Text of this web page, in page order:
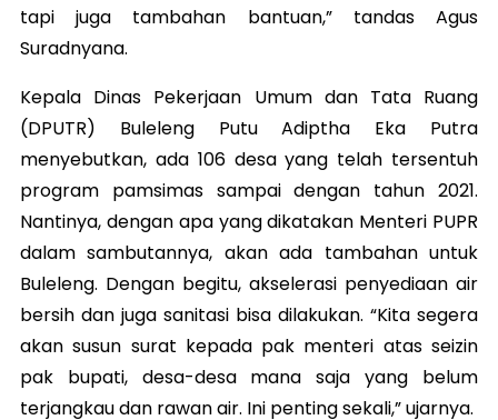
tapi juga tambahan bantuan,” tandas Agus
Suradnyana.
Kepala Dinas Pekerjaan Umum dan Tata Ruang
(DPUTR) Buleleng Putu Adiptha Eka Putra
menyebutkan, ada 106 desa yang telah tersentuh
program pamsimas sampai dengan tahun 2021.
Nantinya, dengan apa yang dikatakan Menteri PUPR
dalam sambutannya, akan ada tambahan untuk
Buleleng. Dengan begitu, akselerasi penyediaan air
bersih dan juga sanitasi bisa dilakukan. “Kita segera
akan susun surat kepada pak menteri atas seizin
pak bupati, desa-desa mana saja yang belum
terjangkau dan rawan air. Ini penting sekali,” ujarnya.